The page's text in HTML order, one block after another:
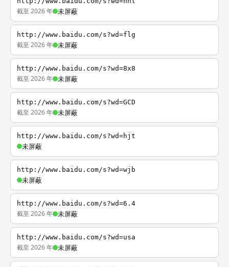
截至 2026 年 未屏蔽
http://www.baidu.com/s?wd=flg
截至 2026 年 未屏蔽
http://www.baidu.com/s?wd=8x8
截至 2026 年 未屏蔽
http://www.baidu.com/s?wd=GCD
截至 2026 年 未屏蔽
http://www.baidu.com/s?wd=hjt
未屏蔽
http://www.baidu.com/s?wd=wjb
未屏蔽
http://www.baidu.com/s?wd=6.4
截至 2026 年 未屏蔽
http://www.baidu.com/s?wd=usa
截至 2026 年 未屏蔽